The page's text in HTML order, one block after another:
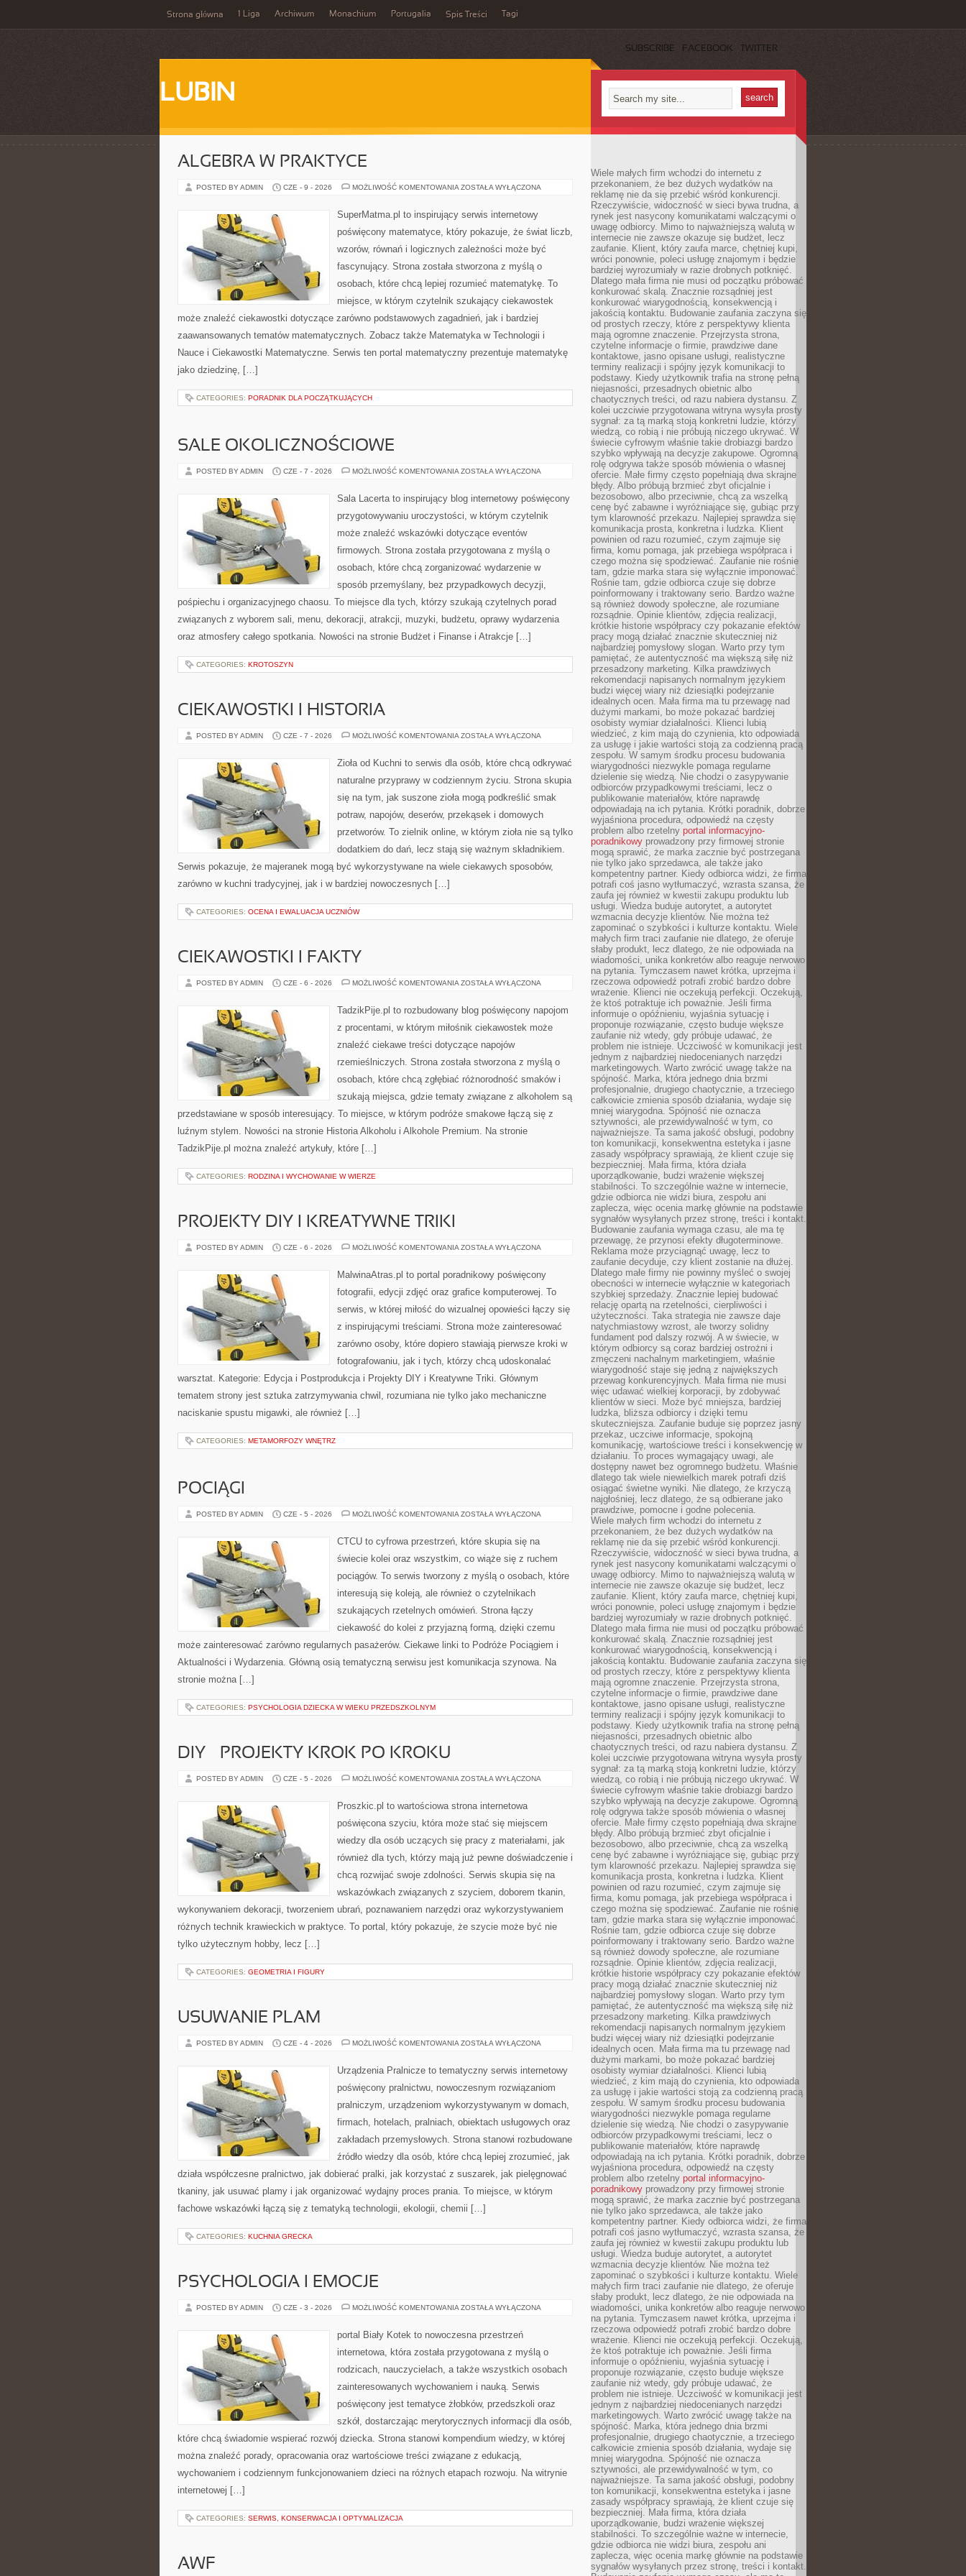
Strona główna 1 Liga Archiwum Monachium Portugalia Spis Treści Tagi
SUBSCRIBE FACEBOOK TWITTER
LUBIN
ALGEBRA W PRAKTYCE
POSTED BY ADMIN CZE - 9 - 2026 MOŻLIWOŚĆ KOMENTOWANIA ALGEBRA
ZOSTAŁA WYŁĄCZONA
SuperMatma.pl to inspirujący serwis internetowy
poświęcony matematyce, który pokazuje, że świat liczb,
wzorów, równań i logicznych zależności może być
fascynujący. Strona została stworzona z myślą o
osobach, które chcą lepiej rozumieć matematykę. To
miejsce, w którym czytelnik szukający ciekawostek
może znaleźć ciekawostki dotyczące zarówno podstawowych zagadnień, jak i bardziej
zaawansowanych tematów matematycznych. Zobacz także Matematyka w Technologii i
Nauce i Ciekawostki Matematyczne. Serwis ten portal matematyczny prezentuje matematykę
jako dziedzinę, […]
CATEGORIES: PORADNIK DLA POCZĄTKUJĄCYCH
SALE OKOLICZNOŚCIOWE
POSTED BY ADMIN CZE - 7 - 2026 MOŻLIWOŚĆ KOMENTOWANIA SALE
ZOSTAŁA WYŁĄCZONA
Sala Lacerta to inspirujący blog internetowy poświęcony
przygotowywaniu uroczystości, w którym czytelnik
może znaleźć wskazówki dotyczące eventów
firmowych. Strona została przygotowana z myślą o
osobach, które chcą zorganizować wydarzenie w
sposób przemyślany, bez przypadkowych decyzji,
pośpiechu i organizacyjnego chaosu. To miejsce dla tych, którzy szukają czytelnych porad
związanych z wyborem sali, menu, dekoracji, atrakcji, muzyki, budżetu, oprawy wydarzenia
oraz atmosfery całego spotkania. Nowości na stronie Budżet i Finanse i Atrakcje […]
CATEGORIES: KROTOSZYN
CIEKAWOSTKI I HISTORIA
POSTED BY ADMIN CZE - 7 - 2026 MOŻLIWOŚĆ KOMENTOWANIA CIEKAWOSTKI
ZOSTAŁA WYŁĄCZONA
Zioła od Kuchni to serwis dla osób, które chcą odkrywać
naturalne przyprawy w codziennym życiu. Strona skupia
się na tym, jak suszone zioła mogą podkreślić smak
potraw, napojów, deserów, przekąsek i domowych
przetworów. To zielnik online, w którym zioła nie są tylko
dodatkiem do dań, lecz stają się ważnym składnikiem.
Serwis pokazuje, że majeranek mogą być wykorzystywane na wiele ciekawych sposobów,
zarówno w kuchni tradycyjnej, jak i w bardziej nowoczesnych […]
CATEGORIES: OCENA I EWALUACJA UCZNIÓW
CIEKAWOSTKI I FAKTY
POSTED BY ADMIN CZE - 6 - 2026 MOŻLIWOŚĆ KOMENTOWANIA CIEKAWOSTKI
ZOSTAŁA WYŁĄCZONA
TadzikPije.pl to rozbudowany blog poświęcony napojom
z procentami, w którym miłośnik ciekawostek może
znaleźć ciekawe treści dotyczące napojów
rzemieślniczych. Strona została stworzona z myślą o
osobach, które chcą zgłębiać różnorodność smaków i
szukają miejsca, gdzie tematy związane z alkoholem są
przedstawiane w sposób interesujący. To miejsce, w którym podróże smakowe łączą się z
luźnym stylem. Nowości na stronie Historia Alkoholu i Alkohole Premium. Na stronie
TadzikPije.pl można znaleźć artykuły, które […]
CATEGORIES: RODZINA I WYCHOWANIE W WIERZE
PROJEKTY DIY I KREATYWNE TRIKI
POSTED BY ADMIN CZE - 6 - 2026 MOŻLIWOŚĆ KOMENTOWANIA PROJEKTY
KREATYWNE
TRIKI
ZOSTAŁA WYŁĄCZONA
MalwinaAtras.pl to portal poradnikowy poświęcony
fotografii, edycji zdjęć oraz grafice komputerowej. To
serwis, w której miłość do wizualnej opowieści łączy się
z inspirującymi treściami. Strona może zainteresować
zarówno osoby, które dopiero stawiają pierwsze kroki w
fotografowaniu, jak i tych, którzy chcą udoskonalać
warsztat. Kategorie: Edycja i Postprodukcja i Projekty DIY i Kreatywne Triki. Głównym
tematem strony jest sztuka zatrzymywania chwil, rozumiana nie tylko jako mechaniczne
naciskanie spustu migawki, ale również […]
CATEGORIES: METAMORFOZY WNĘTRZ
POCIĄGI
POSTED BY ADMIN CZE - 5 - 2026 MOŻLIWOŚĆ KOMENTOWANIA POCIĄGI
ZOSTAŁA WYŁĄCZONA
CTCU to cyfrowa przestrzeń, które skupia się na
świecie kolei oraz wszystkim, co wiąże się z ruchem
pociągów. To serwis tworzony z myślą o osobach, które
interesują się koleją, ale również o czytelnikach
szukających rzetelnych omówień. Strona łączy
ciekawość do kolei z przyjazną formą, dzięki czemu
może zainteresować zarówno regularnych pasażerów. Ciekawe linki to Podróże Pociągiem i
Aktualności i Wydarzenia. Główną osią tematyczną serwisu jest komunikacja szynowa. Na
stronie można […]
CATEGORIES: PSYCHOLOGIA DZIECKA W WIEKU PRZEDSZKOLNYM
DIY – PROJEKTY KROK PO KROKU
POSTED BY ADMIN CZE - 5 - 2026 MOŻLIWOŚĆ KOMENTOWANIA DIY
PO
ZOSTAŁA WYŁĄCZONA
Proszkic.pl to wartościowa strona internetowa
poświęcona szyciu, która może stać się miejscem
wiedzy dla osób uczących się pracy z materiałami, jak
również dla tych, którzy mają już pewne doświadczenie i
chcą rozwijać swoje zdolności. Serwis skupia się na
wskazówkach związanych z szyciem, doborem tkanin,
wykonywaniem dekoracji, tworzeniem ubrań, poznawaniem narzędzi oraz wykorzystywaniem
różnych technik krawieckich w praktyce. To portal, który pokazuje, że szycie może być nie
tylko użytecznym hobby, lecz […]
CATEGORIES: GEOMETRIA I FIGURY
USUWANIE PLAM
POSTED BY ADMIN CZE - 4 - 2026 MOŻLIWOŚĆ KOMENTOWANIA USUWANIE
ZOSTAŁA WYŁĄCZONA
Urządzenia Pralnicze to tematyczny serwis internetowy
poświęcony pralnictwu, nowoczesnym rozwiązaniom
pralniczym, urządzeniom wykorzystywanym w domach,
firmach, hotelach, pralniach, obiektach usługowych oraz
zakładach przemysłowych. Strona stanowi rozbudowane
źródło wiedzy dla osób, które chcą lepiej zrozumieć, jak
działa współczesne pralnictwo, jak dobierać pralki, jak korzystać z suszarek, jak pielęgnować
tkaniny, jak usuwać plamy i jak organizować wydajny proces prania. To miejsce, w którym
fachowe wskazówki łączą się z tematyką technologii, ekologii, chemii […]
CATEGORIES: KUCHNIA GRECKA
PSYCHOLOGIA I EMOCJE
POSTED BY ADMIN CZE - 3 - 2026 MOŻLIWOŚĆ KOMENTOWANIA PSYCHOLOGIA
ZOSTAŁA WYŁĄCZONA
portal Biały Kotek to nowoczesna przestrzeń
internetowa, która została przygotowana z myślą o
rodzicach, nauczycielach, a także wszystkich osobach
zainteresowanych wychowaniem i nauką. Serwis
poświęcony jest tematyce żłobków, przedszkoli oraz
szkół, dostarczając merytorycznych informacji dla osób,
które chcą świadomie wspierać rozwój dziecka. Strona stanowi kompendium wiedzy, w której
można znaleźć porady, opracowania oraz wartościowe treści związane z edukacją,
wychowaniem i codziennym funkcjonowaniem dzieci na różnych etapach rozwoju. Na witrynie
internetowej […]
CATEGORIES: SERWIS, KONSERWACJA I OPTYMALIZACJA
AWF
Wiele małych firm wchodzi do internetu z
przekonaniem, że bez dużych wydatków na
reklamę nie da się przebić wśród konkurencji.
Rzeczywiście, widoczność w sieci bywa trudna, a
rynek jest nasycony komunikatami walczącymi o
uwagę odbiorcy. Mimo to najważniejszą walutą w
internecie nie zawsze okazuje się budżet, lecz
zaufanie. Klient, który zaufa marce, chętniej kupi,
wróci ponownie, poleci usługę znajomym i będzie
bardziej wyrozumiały w razie drobnych potknięć.
Dlatego mała firma nie musi od początku próbować
konkurować skalą. Znacznie rozsądniej jest
konkurować wiarygodnością, konsekwencją i
jakością kontaktu. Budowanie zaufania zaczyna się
od prostych rzeczy, które z perspektywy klienta
mają ogromne znaczenie. Przejrzysta strona,
czytelne informacje o firmie, prawdziwe dane
kontaktowe, jasno opisane usługi, realistyczne
terminy realizacji i spójny język komunikacji to
podstawy. Kiedy użytkownik trafia na stronę pełną
niejasności, przesadnych obietnic albo
chaotycznych treści, od razu nabiera dystansu. Z
kolei uczciwie przygotowana witryna wysyła prosty
sygnał: za tą marką stoją konkretni ludzie, którzy
wiedzą, co robią i nie próbują niczego ukrywać. W
świecie cyfrowym właśnie takie drobiazgi bardzo
szybko wpływają na decyzje zakupowe. Ogromną
rolę odgrywa także sposób mówienia o własnej
ofercie. Małe firmy często popełniają dwa skrajne
błędy. Albo próbują brzmieć zbyt oficjalnie i
bezosobowo, albo przeciwnie, chcą za wszelką
cenę być zabawne i wyróżniające się, gubiąc przy
tym klarowność przekazu. Najlepiej sprawdza się
komunikacja prosta, konkretna i ludzka. Klient
powinien od razu rozumieć, czym zajmuje się
firma, komu pomaga, jak przebiega współpraca i
czego można się spodziewać. Zaufanie nie rośnie
tam, gdzie marka stara się wyłącznie imponować.
Rośnie tam, gdzie odbiorca czuje się dobrze
poinformowany i traktowany serio. Bardzo ważne
są również dowody społeczne, ale rozumiane
rozsądnie. Opinie klientów, zdjęcia realizacji,
krótkie historie współpracy czy pokazanie efektów
pracy mogą działać znacznie skuteczniej niż
najbardziej pomysłowy slogan. Warto przy tym
pamiętać, że autentyczność ma większą siłę niż
przesadzony marketing. Kilka prawdziwych
rekomendacji napisanych normalnym językiem
budzi więcej wiary niż dziesiątki podejrzanie
idealnych ocen. Mała firma ma tu przewagę nad
dużymi markami, bo może pokazać bardziej
osobisty wymiar działalności. Klienci lubią
wiedzieć, z kim mają do czynienia, kto odpowiada
za usługę i jakie wartości stoją za codzienną pracą
zespołu. W samym środku procesu budowania
wiarygodności niezwykle pomaga regularne
dzielenie się wiedzą. Nie chodzi o zasypywanie
odbiorców przypadkowymi treściami, lecz o
publikowanie materiałów, które naprawdę
odpowiadają na ich pytania. Krótki poradnik, dobrze
wyjaśniona procedura, odpowiedź na częsty
problem albo rzetelny portal informacyjno-
poradnikowy prowadzony przy firmowej stronie
mogą sprawić, że marka zacznie być postrzegana
nie tylko jako sprzedawca, ale także jako
kompetentny partner. Kiedy odbiorca widzi, że firma
potrafi coś jasno wytłumaczyć, wzrasta szansa, że
zaufa jej również w kwestii zakupu produktu lub
usługi. Wiedza buduje autorytet, a autorytet
wzmacnia decyzje klientów. Nie można też
zapominać o szybkości i kulturze kontaktu. Wiele
małych firm traci zaufanie nie dlatego, że oferuje
słaby produkt, lecz dlatego, że nie odpowiada na
wiadomości, unika konkretów albo reaguje nerwowo
na pytania. Tymczasem nawet krótka, uprzejma i
rzeczowa odpowiedź potrafi zrobić bardzo dobre
wrażenie. Klienci nie oczekują perfekcji. Oczekują,
że ktoś potraktuje ich poważnie. Jeśli firma
informuje o opóźnieniu, wyjaśnia sytuację i
proponuje rozwiązanie, często buduje większe
zaufanie niż wtedy, gdy próbuje udawać, że
problem nie istnieje. Uczciwość w komunikacji jest
jednym z najbardziej niedocenianych narzędzi
marketingowych. Warto zwrócić uwagę także na
spójność. Marka, która jednego dnia brzmi
profesjonalnie, drugiego chaotycznie, a trzeciego
całkowicie zmienia sposób działania, wydaje się
mniej wiarygodna. Spójność nie oznacza
sztywności, ale przewidywalność w tym, co
najważniejsze. Ta sama jakość obsługi, podobny
ton komunikacji, konsekwentna estetyka i jasne
zasady współpracy sprawiają, że klient czuje się
bezpieczniej. Mała firma, która działa
uporządkowanie, budzi wrażenie większej
stabilności. To szczególnie ważne w internecie,
gdzie odbiorca nie widzi biura, zespołu ani
zaplecza, więc ocenia markę głównie na podstawie
sygnałów wysyłanych przez stronę, treści i kontakt.
Budowanie zaufania wymaga czasu, ale ma tę
przewagę, że przynosi efekty długoterminowe.
Reklama może przyciągnąć uwagę, lecz to
zaufanie decyduje, czy klient zostanie na dłużej.
Dlatego małe firmy nie powinny myśleć o swojej
obecności w internecie wyłącznie w kategoriach
szybkiej sprzedaży. Znacznie lepiej budować
relację opartą na rzetelności, cierpliwości i
użyteczności. Taka strategia nie zawsze daje
natychmiastowy wzrost, ale tworzy solidny
fundament pod dalszy rozwój. A w świecie, w
którym odbiorcy są coraz bardziej ostrożni i
zmęczeni nachalnym marketingiem, właśnie
wiarygodność staje się jedną z największych
przewag konkurencyjnych. Mała firma nie musi
więc udawać wielkiej korporacji, by zdobywać
klientów w sieci. Może być mniejsza, bardziej
ludzka, bliższa odbiorcy i dzięki temu
skuteczniejsza. Zaufanie buduje się poprzez jasny
przekaz, uczciwe informacje, spokojną
komunikację, wartościowe treści i konsekwencję w
działaniu. To proces wymagający uwagi, ale
dostępny nawet bez ogromnego budżetu. Właśnie
dlatego tak wiele niewielkich marek potrafi dziś
osiągać świetne wyniki. Nie dlatego, że krzyczą
najgłośniej, lecz dlatego, że są odbierane jako
prawdziwe, pomocne i godne polecenia.
Wiele małych firm wchodzi do internetu z
przekonaniem, że bez dużych wydatków na
reklamę nie da się przebić wśród konkurencji.
Rzeczywiście, widoczność w sieci bywa trudna, a
rynek jest nasycony komunikatami walczącymi o
uwagę odbiorcy. Mimo to najważniejszą walutą w
internecie nie zawsze okazuje się budżet, lecz
zaufanie. Klient, który zaufa marce, chętniej kupi,
wróci ponownie, poleci usługę znajomym i będzie
bardziej wyrozumiały w razie drobnych potknięć.
Dlatego mała firma nie musi od początku próbować
konkurować skalą. Znacznie rozsądniej jest
konkurować wiarygodnością, konsekwencją i
jakością kontaktu. Budowanie zaufania zaczyna się
od prostych rzeczy, które z perspektywy klienta
mają ogromne znaczenie. Przejrzysta strona,
czytelne informacje o firmie, prawdziwe dane
kontaktowe, jasno opisane usługi, realistyczne
terminy realizacji i spójny język komunikacji to
podstawy. Kiedy użytkownik trafia na stronę pełną
niejasności, przesadnych obietnic albo
chaotycznych treści, od razu nabiera dystansu. Z
kolei uczciwie przygotowana witryna wysyła prosty
sygnał: za tą marką stoją konkretni ludzie, którzy
wiedzą, co robią i nie próbują niczego ukrywać. W
świecie cyfrowym właśnie takie drobiazgi bardzo
szybko wpływają na decyzje zakupowe. Ogromną
rolę odgrywa także sposób mówienia o własnej
ofercie. Małe firmy często popełniają dwa skrajne
błędy. Albo próbują brzmieć zbyt oficjalnie i
bezosobowo, albo przeciwnie, chcą za wszelką
cenę być zabawne i wyróżniające się, gubiąc przy
tym klarowność przekazu. Najlepiej sprawdza się
komunikacja prosta, konkretna i ludzka. Klient
powinien od razu rozumieć, czym zajmuje się
firma, komu pomaga, jak przebiega współpraca i
czego można się spodziewać. Zaufanie nie rośnie
tam, gdzie marka stara się wyłącznie imponować.
Rośnie tam, gdzie odbiorca czuje się dobrze
poinformowany i traktowany serio. Bardzo ważne
są również dowody społeczne, ale rozumiane
rozsądnie. Opinie klientów, zdjęcia realizacji,
krótkie historie współpracy czy pokazanie efektów
pracy mogą działać znacznie skuteczniej niż
najbardziej pomysłowy slogan. Warto przy tym
pamiętać, że autentyczność ma większą siłę niż
przesadzony marketing. Kilka prawdziwych
rekomendacji napisanych normalnym językiem
budzi więcej wiary niż dziesiątki podejrzanie
idealnych ocen. Mała firma ma tu przewagę nad
dużymi markami, bo może pokazać bardziej
osobisty wymiar działalności. Klienci lubią
wiedzieć, z kim mają do czynienia, kto odpowiada
za usługę i jakie wartości stoją za codzienną pracą
zespołu. W samym środku procesu budowania
wiarygodności niezwykle pomaga regularne
dzielenie się wiedzą. Nie chodzi o zasypywanie
odbiorców przypadkowymi treściami, lecz o
publikowanie materiałów, które naprawdę
odpowiadają na ich pytania. Krótki poradnik, dobrze
wyjaśniona procedura, odpowiedź na częsty
problem albo rzetelny portal informacyjno-
poradnikowy prowadzony przy firmowej stronie
mogą sprawić, że marka zacznie być postrzegana
nie tylko jako sprzedawca, ale także jako
kompetentny partner. Kiedy odbiorca widzi, że firma
potrafi coś jasno wytłumaczyć, wzrasta szansa, że
zaufa jej również w kwestii zakupu produktu lub
usługi. Wiedza buduje autorytet, a autorytet
wzmacnia decyzje klientów. Nie można też
zapominać o szybkości i kulturze kontaktu. Wiele
małych firm traci zaufanie nie dlatego, że oferuje
słaby produkt, lecz dlatego, że nie odpowiada na
wiadomości, unika konkretów albo reaguje nerwowo
na pytania. Tymczasem nawet krótka, uprzejma i
rzeczowa odpowiedź potrafi zrobić bardzo dobre
wrażenie. Klienci nie oczekują perfekcji. Oczekują,
że ktoś potraktuje ich poważnie. Jeśli firma
informuje o opóźnieniu, wyjaśnia sytuację i
proponuje rozwiązanie, często buduje większe
zaufanie niż wtedy, gdy próbuje udawać, że
problem nie istnieje. Uczciwość w komunikacji jest
jednym z najbardziej niedocenianych narzędzi
marketingowych. Warto zwrócić uwagę także na
spójność. Marka, która jednego dnia brzmi
profesjonalnie, drugiego chaotycznie, a trzeciego
całkowicie zmienia sposób działania, wydaje się
mniej wiarygodna. Spójność nie oznacza
sztywności, ale przewidywalność w tym, co
najważniejsze. Ta sama jakość obsługi, podobny
ton komunikacji, konsekwentna estetyka i jasne
zasady współpracy sprawiają, że klient czuje się
bezpieczniej. Mała firma, która działa
uporządkowanie, budzi wrażenie większej
stabilności. To szczególnie ważne w internecie,
gdzie odbiorca nie widzi biura, zespołu ani
zaplecza, więc ocenia markę głównie na podstawie
sygnałów wysyłanych przez stronę, treści i kontakt.